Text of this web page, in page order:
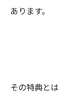
あります。
その特典とは